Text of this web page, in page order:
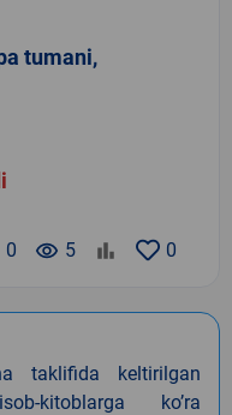
tumani,
0
remove_red_eye 5
0
taklifida keltirilgan
kitoblarga koʼra